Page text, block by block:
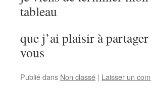
tableau
que j’ai plaisir à partager
vous
Publié dans Non classé | Laisser un